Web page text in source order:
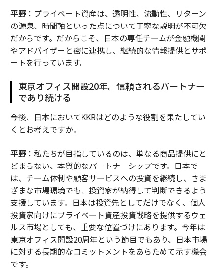
平野：プライベート資産は、透明性、流動性、リターン
の源泉、時間軸といった点について丁寧な説明が不可欠
だからです。だからこそ、日本の専任チームが金融機関
やアドバイザーと密に連携し、継続的な情報提供とサポ
ートを行っています。
東京オフィス開設20年。信頼されるパートナー
であり続ける
――今後、日本においてKKRはどのような役割を果たしてい
くとお考えですか。
平野：私たちが目指しているのは、単なる商品提供にと
どまらない、本質的なパートナーシップです。日本で
は、チーム体制や顧客サービスへの投資を継続し、さま
ざまな市場環境でも、投資家が納得して判断できるよう
支援しています。日本は投資先としてだけでなく、個人
投資家向けにプライベート資産投資戦略を提供するウェ
ルス市場としても、重要な位置づけにあります。今年は
東京オフィス開設20周年という節目でもあり、日本市場
に対する長期的なコミットメントをあらためて示す機会
です。